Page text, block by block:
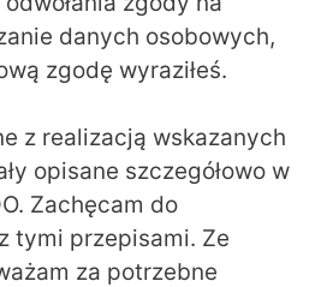
danych osobowych,
zgodę wyraziłeś.
z realizacją wskazanych
opisane szczegółowo w
Zachęcam do
tymi przepisami. Ze
za potrzebne